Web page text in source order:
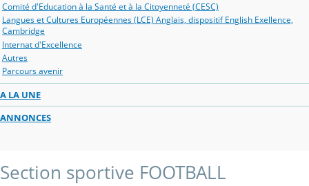
Comité d'Education à la Santé et à la Citoyenneté (CESC)
Langues et Cultures Européennes (LCE) Anglais, dispositif English Exellence,
Cambridge
Internat d'Excellence
Autres
Parcours avenir
A LA UNE
ANNONCES
Section sportive FOOTBALL